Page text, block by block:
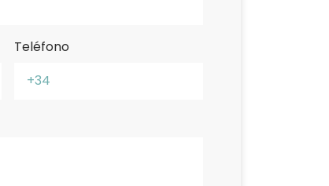
Teléfono